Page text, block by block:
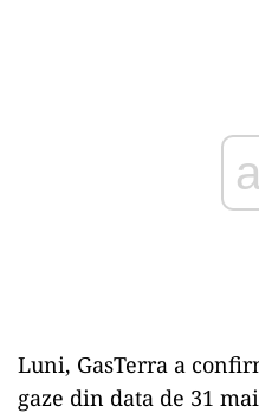
Luni, GasTerra a
gaze din data de 31